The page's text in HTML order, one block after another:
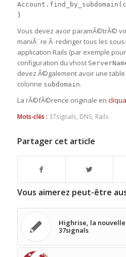
}
Vous devez avoir paramÃ©trÃ©
maniÃ¨re Ã rediriger tous les
application Rails (par exemple
configuration du vhost
devez Ã©galement avoir une table
colonne subdomain.
La rÃ©fÃ©rence originale en
Mots-clés : 37signals, DNS, Rails
Partager cet article
Vous aimerez peut-être
Highrise, la
37signals